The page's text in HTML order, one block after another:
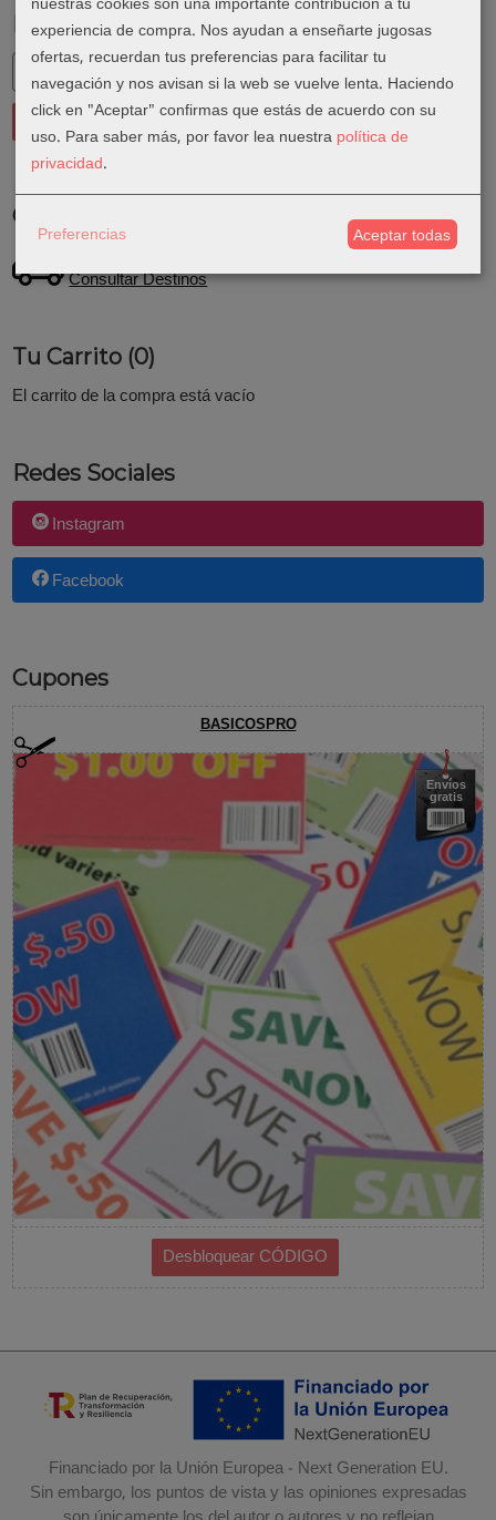
Marcas
Costes de Envío
Consultar Destinos
Tu Carrito (0)
El carrito de la compra está vacío
Redes Sociales
Instagram
Facebook
Cupones
BASICOSPRO
Envíos
gratis
Financiado por la Unión Europea - Next Generation EU.
Sin embargo, los puntos de vista y las opiniones expresadas
experiencia de compra. Nos ayudan a enseñarte jugosas
ofertas, recuerdan tus preferencias para facilitar tu
navegación y nos avisan si la web se vuelve lenta. Haciendo
click en "Aceptar" confirmas que estás de acuerdo con su
uso. Para saber más, por favor lea nuestra política de
privacidad.
Preferencias Aceptar todas